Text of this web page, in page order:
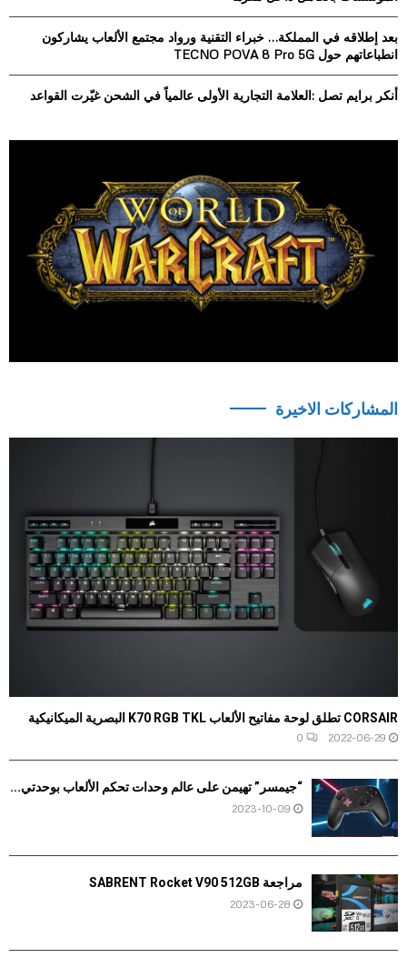
H
بعد إطلاقه في المملكة… خبراء التقنية ورواد مجتمع الألعاب يشاركون
انطباعاتهم حول TECNO POVA 8 Pro 5G
أنكر برايم تصل :العلامة التجارية الأولى عالمياً في الشحن غيّرت القواعد
المشاركات الاخيرة
CORSAIR تطلق لوحة مفاتيح الألعاب K70 RGB TKL البصرية الميكانيكية
2022-06-29
0
“جيمسر” تهيمن على عالم وحدات تحكم الألعاب بوحدتي...
2023-10-09
مراجعة SABRENT Rocket V90 512GB
2023-06-28